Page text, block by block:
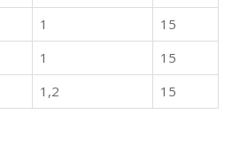
1
15
1
15
1,2 15